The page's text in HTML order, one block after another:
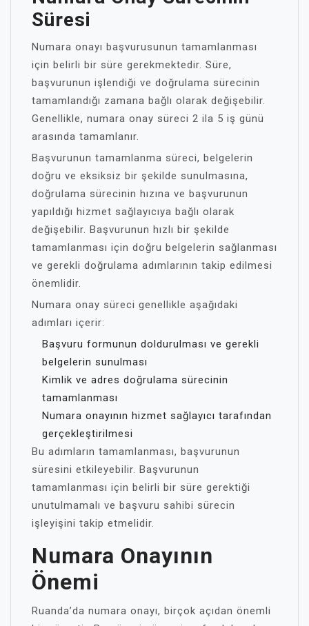
Süresi
Numara onayı başvurusunun tamamlanması
için belirli bir süre gerekmektedir. Süre,
başvurunun işlendiği ve doğrulama sürecinin
tamamlandığı zamana bağlı olarak değişebilir.
Genellikle, numara onay süreci 2 ila 5 iş günü
arasında tamamlanır.
Başvurunun tamamlanma süreci, belgelerin
doğru ve eksiksiz bir şekilde sunulmasına,
doğrulama sürecinin hızına ve başvurunun
yapıldığı hizmet sağlayıcıya bağlı olarak
değişebilir. Başvurunun hızlı bir şekilde
tamamlanması için doğru belgelerin sağlanması
ve gerekli doğrulama adımlarının takip edilmesi
önemlidir.
Numara onay süreci genellikle aşağıdaki
adımları içerir:
Başvuru formunun doldurulması ve gerekli
belgelerin sunulması
Kimlik ve adres doğrulama sürecinin
tamamlanması
Numara onayının hizmet sağlayıcı tarafından
gerçekleştirilmesi
Bu adımların tamamlanması, başvurunun
süresini etkileyebilir. Başvurunun
tamamlanması için belirli bir süre gerektiği
unutulmamalı ve başvuru sahibi sürecin
işleyişini takip etmelidir.
Numara Onayının
Önemi
Ruanda’da numara onayı, birçok açıdan önemli